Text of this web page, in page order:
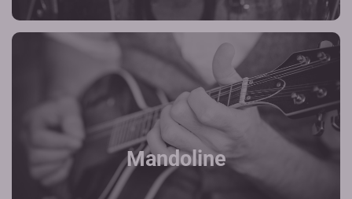
Mandoline